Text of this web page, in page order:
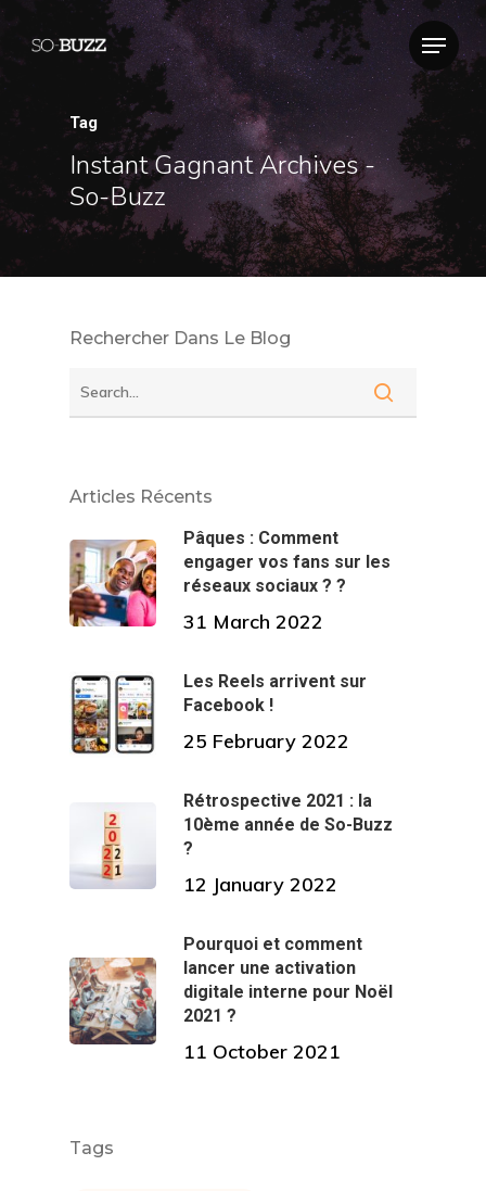
Tag
Instant Gagnant Archives -
So-Buzz
Rechercher Dans Le Blog
Articles Récents
Pâques : Comment
engager vos fans sur les
réseaux sociaux ? ?
31 March 2022
Les Reels arrivent sur
Facebook !
25 February 2022
Rétrospective 2021 : la
10ème année de So-Buzz
?
12 January 2022
Pourquoi et comment
lancer une activation
digitale interne pour Noël
2021 ?
11 October 2021
Tags